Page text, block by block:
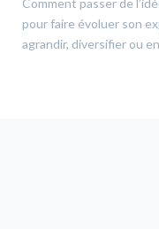
Comment passer de
pour faire évoluer son
agrandir, diversifier ou